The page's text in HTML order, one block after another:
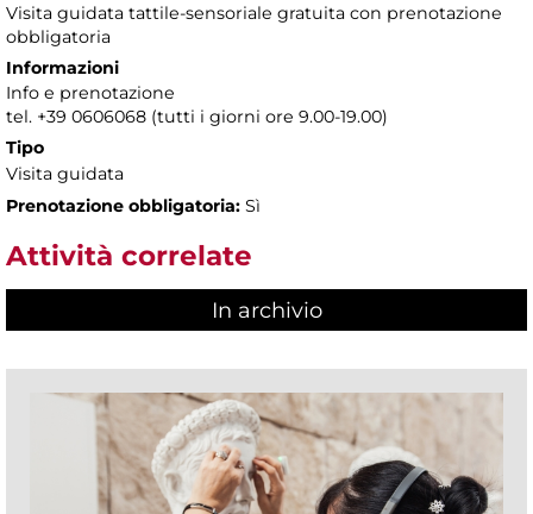
Visita guidata tattile-sensoriale gratuita con prenotazione
obbligatoria
Informazioni
Info e prenotazione
tel. +39 0606068 (tutti i giorni ore 9.00-19.00)
Tipo
Visita guidata
Prenotazione obbligatoria: Sì
Attività correlate
In archivio